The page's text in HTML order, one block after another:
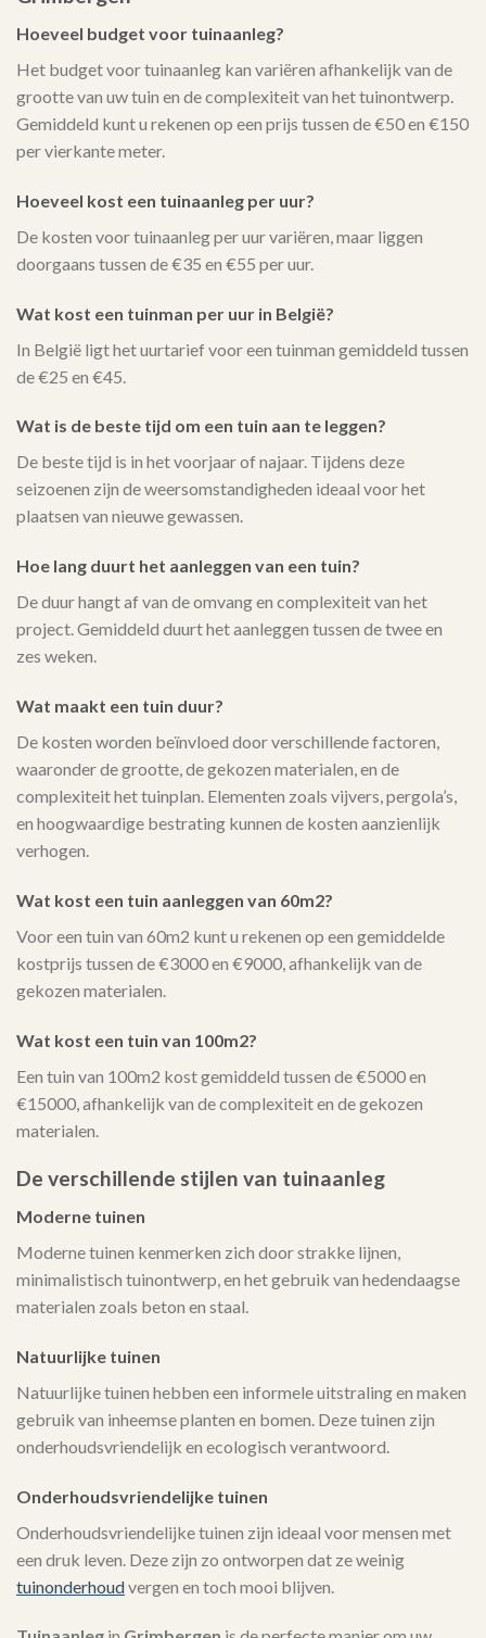
Hoeveel budget voor tuinaanleg?
Het budget voor tuinaanleg kan variëren afhankelijk van de
grootte van uw tuin en de complexiteit van het tuinontwerp.
Gemiddeld kunt u rekenen op een prijs tussen de €50 en €150
per vierkante meter.
Hoeveel kost een tuinaanleg per uur?
De kosten voor tuinaanleg per uur variëren, maar liggen
doorgaans tussen de €35 en €55 per uur.
Wat kost een tuinman per uur in België?
In België ligt het uurtarief voor een tuinman gemiddeld tussen
de €25 en €45.
Wat is de beste tijd om een tuin aan te leggen?
De beste tijd is in het voorjaar of najaar. Tijdens deze
seizoenen zijn de weersomstandigheden ideaal voor het
plaatsen van nieuwe gewassen.
Hoe lang duurt het aanleggen van een tuin?
De duur hangt af van de omvang en complexiteit van het
project. Gemiddeld duurt het aanleggen tussen de twee en
zes weken.
Wat maakt een tuin duur?
De kosten worden beïnvloed door verschillende factoren,
waaronder de grootte, de gekozen materialen, en de
complexiteit het tuinplan. Elementen zoals vijvers, pergola’s,
en hoogwaardige bestrating kunnen de kosten aanzienlijk
verhogen.
Wat kost een tuin aanleggen van 60m2?
Voor een tuin van 60m2 kunt u rekenen op een gemiddelde
kostprijs tussen de €3000 en €9000, afhankelijk van de
gekozen materialen.
Wat kost een tuin van 100m2?
Een tuin van 100m2 kost gemiddeld tussen de €5000 en
€15000, afhankelijk van de complexiteit en de gekozen
materialen.
De verschillende stijlen van tuinaanleg
Moderne tuinen
Moderne tuinen kenmerken zich door strakke lijnen,
minimalistisch tuinontwerp, en het gebruik van hedendaagse
materialen zoals beton en staal.
Natuurlijke tuinen
Natuurlijke tuinen hebben een informele uitstraling en maken
gebruik van inheemse planten en bomen. Deze tuinen zijn
onderhoudsvriendelijk en ecologisch verantwoord.
Onderhoudsvriendelijke tuinen
Onderhoudsvriendelijke tuinen zijn ideaal voor mensen met
een druk leven. Deze zijn zo ontworpen dat ze weinig
tuinonderhoudvergen en toch mooi blijven.